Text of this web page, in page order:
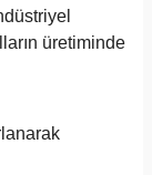
üretiminde